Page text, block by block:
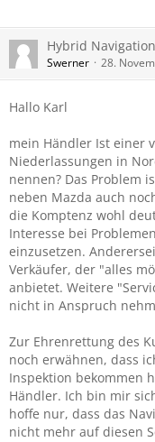
Hybrid
Swerner 28.
Hallo Karl
mein Händler Ist einer
Niederlassungen in
nennen? Das Problem
neben Mazda auch
die Komptenz wohl
Interesse bei
einzusetzen.
Verkäufer, der "alles
anbietet. Weitere
nicht in Anspruch
Zur Ehrenrettung des
noch erwähnen, dass
Inspektion bekommen
Händler. Ich bin mir
hoffe nur, dass das
nicht mehr auf diesen